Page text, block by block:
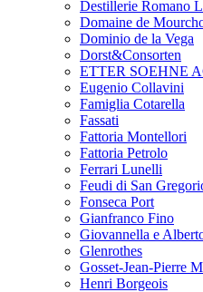
Destillerie Romano
Domaine de
Dominio de la Vega
Dorst&Consorten
ETTER SOEHNE
Eugenio Collavini
Famiglia Cotarella
Fassati
Fattoria Montellori
Fattoria Petrolo
Ferrari Lunelli
Feudi di San
Fonseca Port
Gianfranco Fino
Giovannella e
Glenrothes
Gosset-Jean-Pierre
Henri Borgeois